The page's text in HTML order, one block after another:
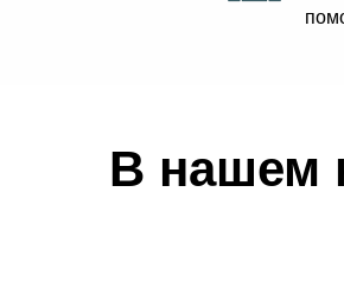
В нашем